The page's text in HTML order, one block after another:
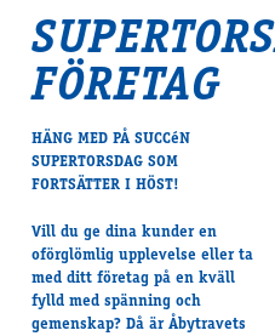
FÖRETAG
HÄNG MED PÅ SUCCéN
SUPERTORSDAG SOM
FORTSÄTTER I HÖST!
Vill du ge dina kunder en
oförglömlig upplevelse eller ta
med ditt företag på en kväll
fylld med spänning och
gemenskap? Då är Åbytravets